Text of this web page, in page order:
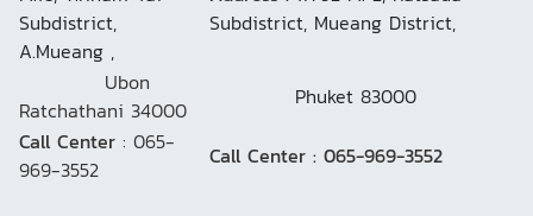
Subdistrict,
A.Mueang ,
Subdistrict, Mueang District,
Ubon
Ratchathani 34000
Phuket 83000
Call Center : 065-
969-3552
Call Center : 065-969-3552